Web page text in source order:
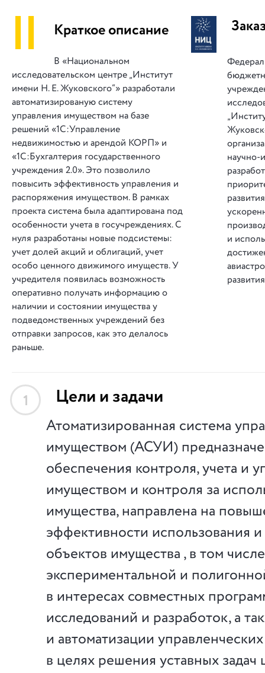
|| Краткое описание
В «Национальном
исследовательском центре „Институт
имени Н. Е. Жуковского“» разработали
автоматизированую систему
управления имуществом на базе
решений «1С:Управление
недвижимостью и арендой КОРП» и
«1С:Бухгалтерия государственного
учреждения 2.0». Это позволило
повысить эффективность управления и
распоряжения имуществом. В рамках
проекта система была адаптирована под
особенности учета в госучреждениях. С
нуля разработаны новые подсистемы:
учет долей акций и облигаций, учет
особо ценного движимого имуществ. У
учредителя появилась возможность
оперативно получать информацию о
наличии и состоянии имущества у
подведомственных учреждений без
отправки запросов, как это делалось
раньше.
научно-
и
1 Цели и задачи
Атоматизированная система
имуществом (АСУИ)
обеспечения контроля, учета и
имуществом и контроля за
имущества, направлена на
эффективности использования и
объектов имущества , в том
экспериментальной и
в интересах совместных
исследований и разработок, а
и автоматизации
в целях решения уставных задач